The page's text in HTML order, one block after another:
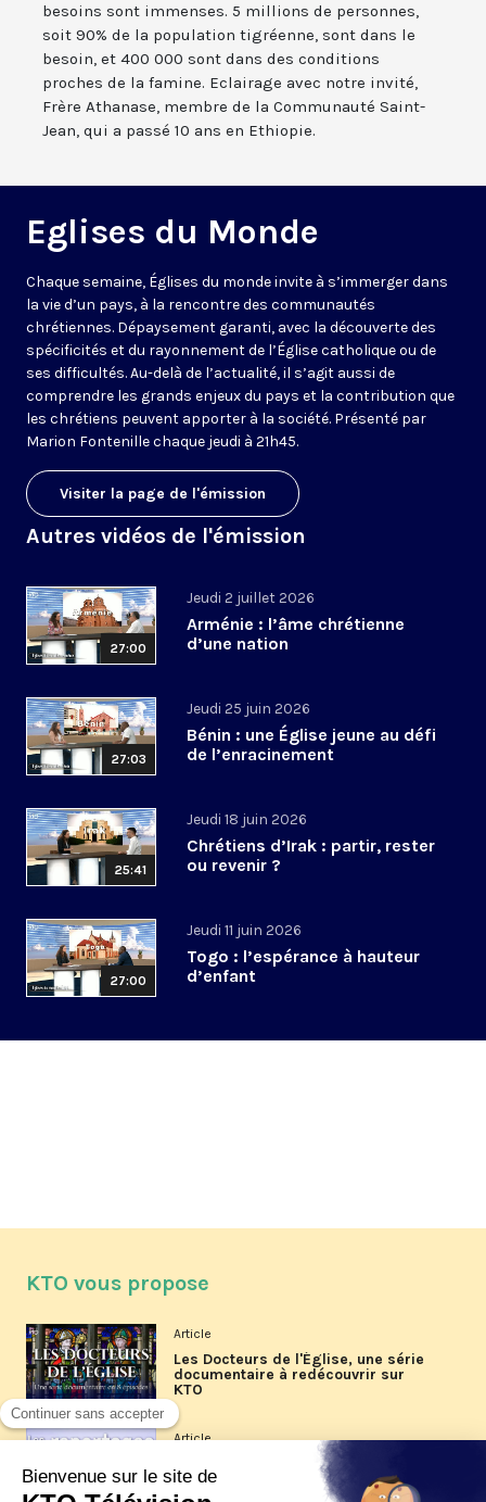
besoins sont immenses. 5 millions de personnes,
soit 90% de la population tigréenne, sont dans le
besoin, et 400 000 sont dans des conditions
proches de la famine. Eclairage avec notre invité,
Frère Athanase, membre de la Communauté Saint-
Jean, qui a passé 10 ans en Ethiopie.
Eglises du Monde
Chaque semaine, Églises du monde invite à s’immerger dans
la vie d’un pays, à la rencontre des communautés
chrétiennes. Dépaysement garanti, avec la découverte des
spécificités et du rayonnement de l’Église catholique ou de
ses difficultés. Au-delà de l’actualité, il s’agit aussi de
comprendre les grands enjeux du pays et la contribution que
les chrétiens peuvent apporter à la société. Présenté par
Marion Fontenille chaque jeudi à 21h45.
Visiter la page de l'émission
Autres vidéos de l'émission
27:00
Jeudi 2 juillet 2026
Arménie : l’âme chrétienne
d’une nation
27:03
Jeudi 25 juin 2026
Bénin : une Église jeune au défi
de l’enracinement
25:41
Jeudi 18 juin 2026
Chrétiens d’Irak : partir, rester
ou revenir ?
27:00
Jeudi 11 juin 2026
Togo : l’espérance à hauteur
d’enfant
KTO vous propose
Article
Les Docteurs de l'Église, une série
documentaire à redécouvrir sur
KTO
Article
Les reportages d'été 2026 de KTO